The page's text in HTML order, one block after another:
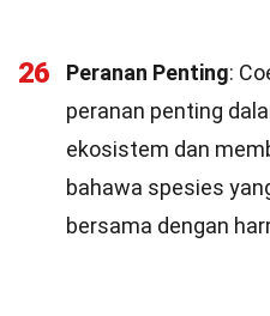
26 Peranan Penting:
peranan penting
ekosistem dan
bahawa spesies
bersama dengan